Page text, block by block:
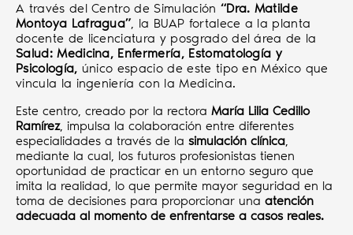
A través del Centro de Simulación “Dra. Matilde
Montoya Lafragua”, la BUAP fortalece a la planta
docente de licenciatura y posgrado del área de la
Salud: Medicina, Enfermería, Estomatología y
Psicología, único espacio de este tipo en México que
vincula la ingeniería con la Medicina.
Este centro, creado por la rectora María Lilia Cedillo
Ramírez, impulsa la colaboración entre diferentes
especialidades a través de la simulación clínica,
mediante la cual, los futuros profesionistas tienen
oportunidad de practicar en un entorno seguro que
imita la realidad, lo que permite mayor seguridad en la
toma de decisiones para proporcionar una atención
adecuada al momento de enfrentarse a casos reales.